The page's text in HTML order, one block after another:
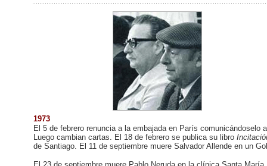
1973
El 5 de febrero renuncia a la embajada en París
Luego cambian cartas. El 18 de febrero se publica su libro
de Santiago. El 11 de septiembre muere Salvador Allende en un